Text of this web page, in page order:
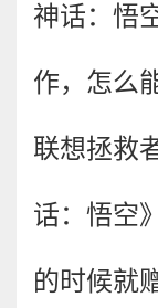
神话：悟
作，怎么
联想拯救
话：悟空
的时候就